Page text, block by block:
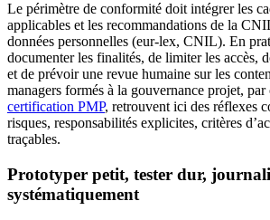
Le périmètre de conformité doit intégrer les
applicables et les recommandations de la
données personnelles (eur-lex, CNIL). En
documenter les finalités, de limiter les accès,
et de prévoir une revue humaine sur les
managers formés à la gouvernance projet,
certification PMP, retrouvent ici des réflexes
risques, responsabilités explicites, critères
traçables.
Prototyper petit, tester dur,
systématiquement